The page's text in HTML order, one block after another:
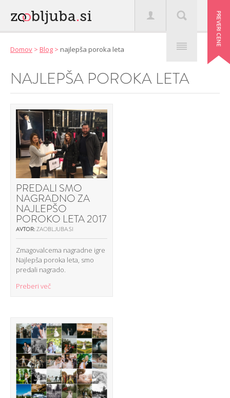
Domov > Blog > najlepša poroka leta
NAJLEPŠA POROKA LETA
PREDALI SMO
NAGRADNO ZA
NAJLEPŠO
POROKO LETA 2017
AVTOR:ZAOBLJUBA.SI
Zmagovalcema nagradne igre
Najlepša poroka leta, smo
predali nagrado.
Preberi več